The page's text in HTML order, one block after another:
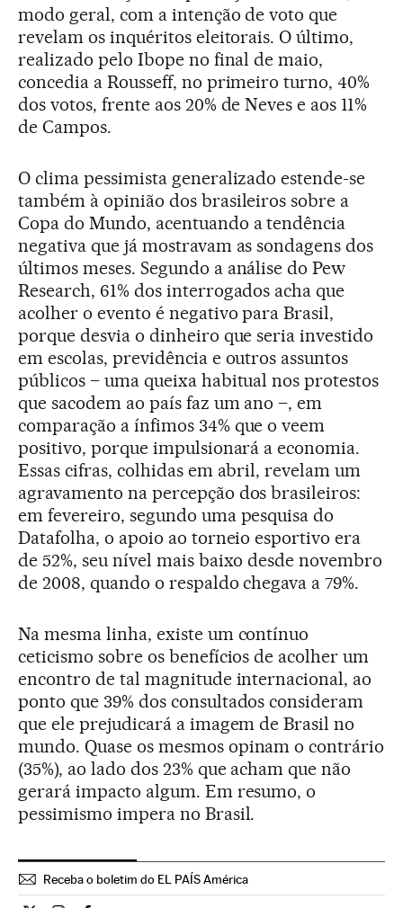
modo geral, com a intenção de voto que
revelam os inquéritos eleitorais. O último,
realizado pelo Ibope no final de maio,
concedia a Rousseff, no primeiro turno, 40%
dos votos, frente aos 20% de Neves e aos 11%
de Campos.
O clima pessimista generalizado estende-se
também à opinião dos brasileiros sobre a
Copa do Mundo, acentuando a tendência
negativa que já mostravam as sondagens dos
últimos meses. Segundo a análise do Pew
Research, 61% dos interrogados acha que
acolher o evento é negativo para Brasil,
porque desvia o dinheiro que seria investido
em escolas, previdência e outros assuntos
públicos – uma queixa habitual nos protestos
que sacodem ao país faz um ano –, em
comparação a ínfimos 34% que o veem
positivo, porque impulsionará a economia.
Essas cifras, colhidas em abril, revelam um
agravamento na percepção dos brasileiros:
em fevereiro, segundo uma pesquisa do
Datafolha, o apoio ao torneio esportivo era
de 52%, seu nível mais baixo desde novembro
de 2008, quando o respaldo chegava a 79%.
Na mesma linha, existe um contínuo
ceticismo sobre os benefícios de acolher um
encontro de tal magnitude internacional, ao
ponto que 39% dos consultados consideram
que ele prejudicará a imagem de Brasil no
mundo. Quase os mesmos opinam o contrário
(35%), ao lado dos 23% que acham que não
gerará impacto algum. Em resumo, o
pessimismo impera no Brasil.
Receba o boletim do EL PAÍS América